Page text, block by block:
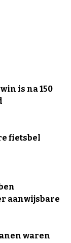
is na 150
fietsbel
aanwijsbare
waren